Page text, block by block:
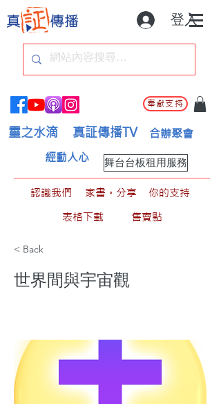
登入
奉獻支持
靈之水滴 真証傳播TV 合辦聚會
舞台台板租用服務
經動人心
認識我們 家書。分享
你的支持
表格下載
售賣點
< Back
世界間與宇宙觀